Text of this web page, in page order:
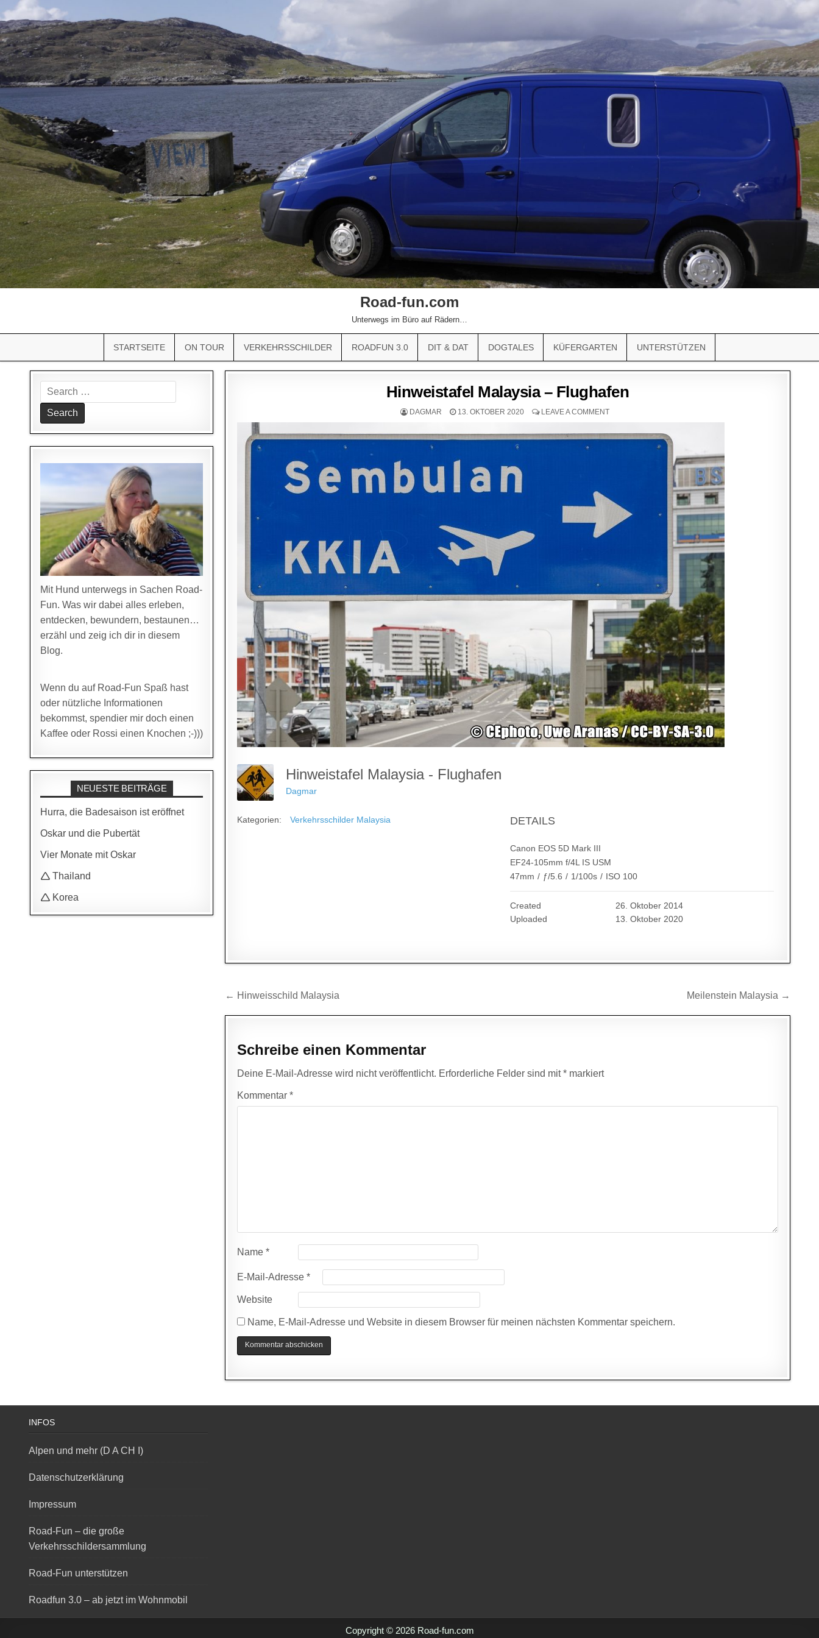
Road-fun.com
Unterwegs im Büro auf Rädern…
STARTSEITE ON TOUR VERKEHRSSCHILDER ROADFUN 3.0 DIT & DAT DOGTALES KÜFERGARTEN UNTERSTÜTZEN
Hinweistafel Malaysia – Flughafen
DAGMAR 13. OKTOBER 2020 LEAVE A COMMENT
Hinweistafel Malaysia - Flughafen
Dagmar
Kategorien: Verkehrsschilder Malaysia DETAILS
Canon EOS 5D Mark III
EF24-105mm f/4L IS USM
47mm / ƒ/5.6 / 1/100s / ISO 100
Created
26. Oktober 2014
Uploaded
13. Oktober 2020
Beitragsnavigation
← Hinweisschild Malaysia Meilenstein Malaysia →
Schreibe einen Kommentar
Deine E-Mail-Adresse wird nicht veröffentlicht. Erforderliche Felder sind mit* markiert
Kommentar*
Name*
E-Mail-Adresse*
Website
Name, E-Mail-Adresse und Website in diesem Browser für meinen nächsten Kommentar speichern.
Search
for:
Mit Hund unterwegs in Sachen Road-
Fun. Was wir dabei alles erleben,
entdecken, bewundern, bestaunen…
erzähl und zeig ich dir in diesem
Blog.
Wenn du auf Road-Fun Spaß hast
oder nützliche Informationen
bekommst, spendier mir doch einen
Kaffee oder Rossi einen Knochen ;-)))
NEUESTE BEITRÄGE
Hurra, die Badesaison ist eröffnet
Oskar und die Pubertät
Vier Monate mit Oskar
🛆 Thailand
🛆 Korea
INFOS
Alpen und mehr (D A CH I)
Datenschutzerklärung
Impressum
Road-Fun – die große
Verkehrsschildersammlung
Road-Fun unterstützen
Roadfun 3.0 – ab jetzt im Wohnmobil
Copyright © 2026 Road-fun.com